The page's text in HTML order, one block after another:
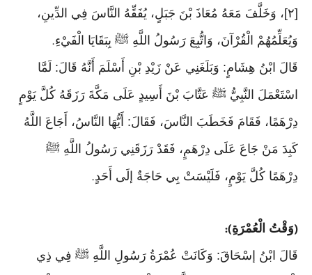
[٢]، وَخَلَّفَ مَعَهُ مُعَاذَ بْنَ جَبَلٍ، يُفَقِّهُ النَّاسَ فِي الدِّينِ،
وَيُعَلِّمُهُمْ الْقُرْآنَ، وَاتُّبِعَ رَسُولُ اللَّهِ ﷺ بِبَقَايَا الْفَيْءِ.
قَالَ ابْنُ هِشَامٍ: وَبَلَغَنِي عَنْ زَيْدِ بْنِ أَسْلَمَ أَنَّهُ قَالَ: لَمَّا
اسْتَعْمَلَ النَّبِيُّ ﷺ عَتَّابَ بْنَ أَسِيدٍ عَلَى مَكَّةَ رَزَقَهُ كُلَّ يَوْمٍ
دِرْهَمًا، فَقَامَ فَخَطَبَ النَّاسَ، فَقَالَ: أَيُّهَا النَّاسُ، أَجَاعَ اللَّهُ
كَبِدَ مَنْ جَاعَ عَلَى دِرْهَمٍ، فَقَدْ رَزَقَنِي رَسُولُ اللَّهِ ﷺ
دِرْهَمًا كُلَّ يَوْمٍ، فَلَيْسَتْ بِي حَاجَةٌ إلَى أَحَدٍ.
(وَقْتُ الْعُمْرَةِ):
قَالَ ابْنُ إسْحَاقَ: وَكَانَتْ عُمْرَةُ رَسُولِ اللَّهِ ﷺ فِي ذِي